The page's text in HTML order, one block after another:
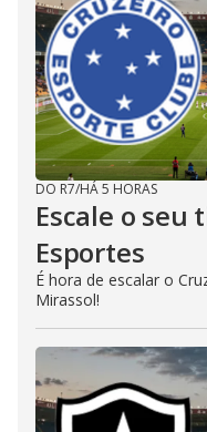
DO R7/HÁ 5 HORAS
Escale o seu
Esportes
É hora de escalar o
Mirassol!